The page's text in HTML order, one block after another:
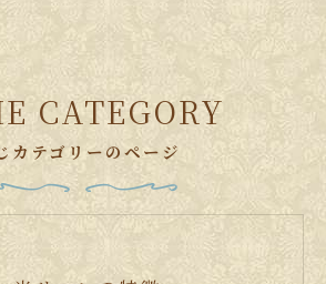
カテゴリーのページ
CATEGORY